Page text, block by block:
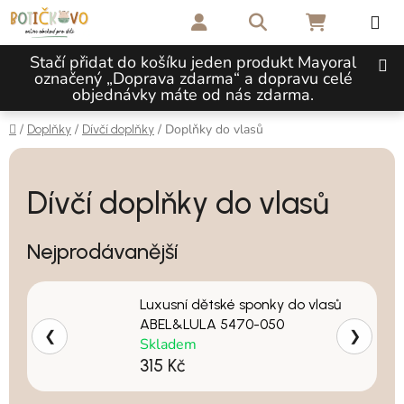
Přejít na obsah
Stačí přidat do košíku jeden produkt Mayoral
označený „Doprava zdarma“ a dopravu celé
objednávky máte od nás zdarma.
Hledat NÁKUPNÍ
Domů
/ Doplňky / Dívčí doplňky / Doplňky do vlasů
Dívčí doplňky do vlasů
Nejprodávanější
Luxusní dětské sponky do vlasů
ABEL&LULA 5470-050
Skladem
315 Kč
❮ ❯